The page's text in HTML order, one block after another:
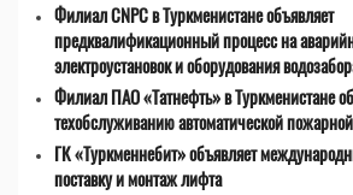
Филиал CNPC в Туркменистане объявляет
предквалификационный процесс на
электроустановок и оборудования
Филиал ПАО «Татнефть» в Туркменистане
техобслуживанию автоматической
ГК «Туркменнебит» объявляет
поставку и монтаж лифта